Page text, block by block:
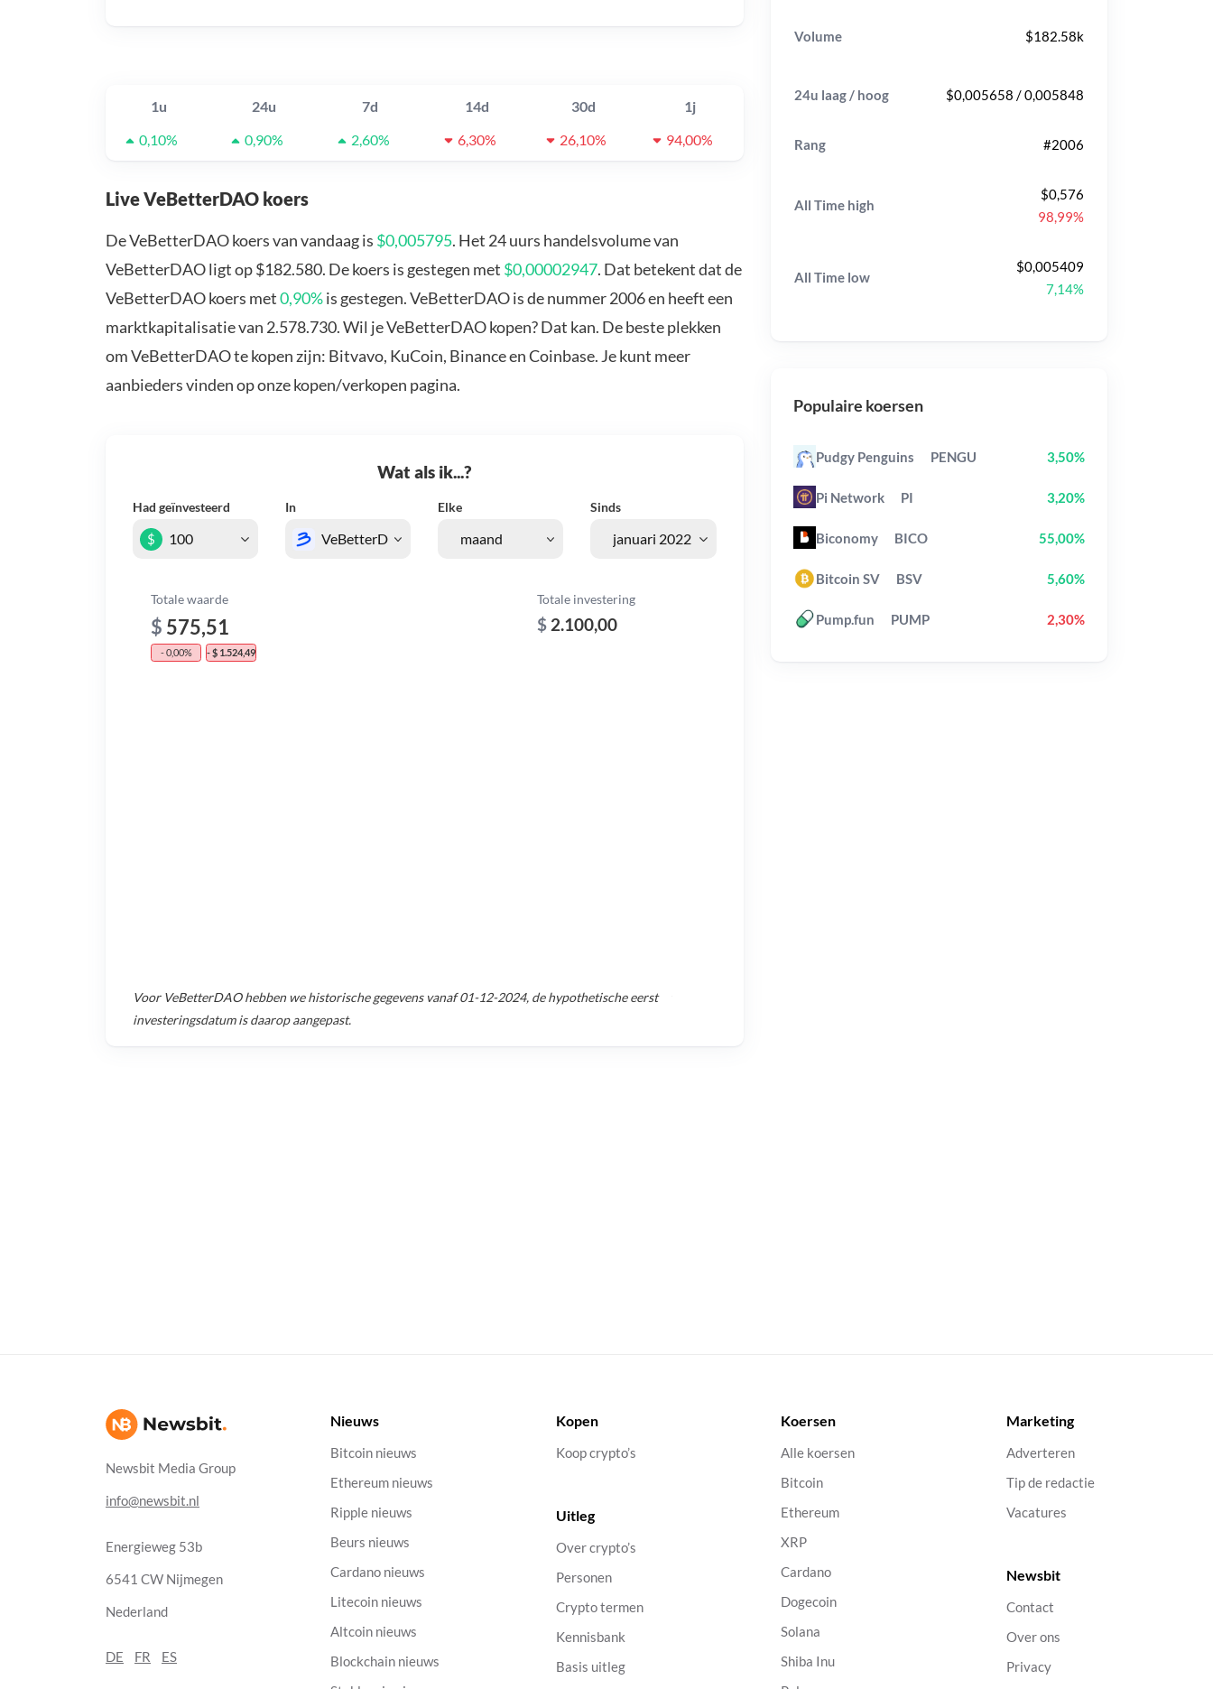
1u 24u 7d 14d 30d
1j
0,10%
0,90% 2,60% 6,30% 26,10% 94,00%
Live VeBetterDAO koers
De VeBetterDAO koers van vandaag is $0,005795. Het 24 uurs handelsvolume van
VeBetterDAO ligt op $182.580. De koers is gestegen met $0,00002947. Dat betekent dat de
VeBetterDAO koers met0,90%is gestegen. VeBetterDAO is de nummer 2006 en heeft een
marktkapitalisatie van 2.578.730. Wil je VeBetterDAO kopen? Dat kan. De beste plekken
om VeBetterDAO te kopen zijn: Bitvavo, KuCoin, Binance en Coinbase. Je kunt meer
aanbieders vinden op onze kopen/verkopen pagina.
Wat als ik...?
Had geïnvesteerd In Elke Sinds
$
Totale waarde
$ 575,51
- 0,00% - $ 1.524,49
Totale investering
$ 2.100,00
Voor VeBetterDAOhebben we historische gegevens vanaf01-12-2024, de hypothetische eerst
investeringsdatum is daarop aangepast.
Volume $182.58k
24u laag / hoog $0,005658 / 0,005848
Rang #2006
All Time high
$0,576
98,99%
All Time low
$0,005409
7,14%
Populaire koersen
Pudgy Penguins PENGU 3,50%
Pi Network PI 3,20%
Biconomy BICO 55,00%
Bitcoin SV BSV 5,60%
Pump.fun PUMP 2,30%
Newsbit Media Group
info@newsbit.nl
Energieweg 53b
6541 CW Nijmegen
Nederland
DE FR ES
Nieuws
Bitcoin nieuws
Ethereum nieuws
Ripple nieuws
Beurs nieuws
Cardano nieuws
Litecoin nieuws
Altcoin nieuws
Blockchain nieuws
Kopen
Koop crypto’s
Uitleg
Over crypto’s
Personen
Crypto termen
Kennisbank
Basis uitleg
Koersen
Alle koersen
Bitcoin
Ethereum
XRP
Cardano
Dogecoin
Solana
Shiba Inu
Marketing
Adverteren
Tip de redactie
Vacatures
Newsbit
Contact
Over ons
Privacy